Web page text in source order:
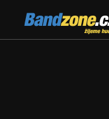
Bandzone.cz
žijeme hudbou